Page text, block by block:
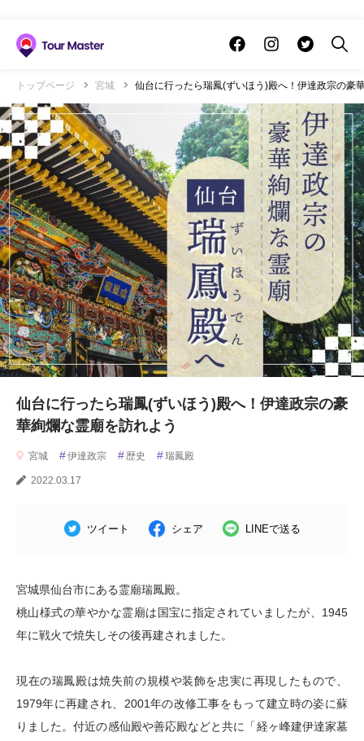
トップページ 宮城 仙台に行ったら瑞鳳(ずいほう)殿へ！伊達政宗の豪
仙台に行ったら瑞鳳(ずいほう)殿へ！伊達政宗の豪
華絢爛な霊廟を訪れよう
宮城 #伊達政宗 # 歴史 #瑞鳳殿
2022.03.17
ツイート シェア LINEで送る
宮城県仙台市にある霊廟瑞鳳殿。
桃山様式の華やかな霊廟は国宝に指定されていましたが、1945
年に戦火で焼失しその後再建されました。
現在の瑞鳳殿は焼失前の規模や装飾を忠実に再現したもので、
1979年に再建され、2001年の改修工事をもって建立時の姿に蘇
りました。付近の感仙殿や善応殿などと共に「経ヶ峰建伊達家墓